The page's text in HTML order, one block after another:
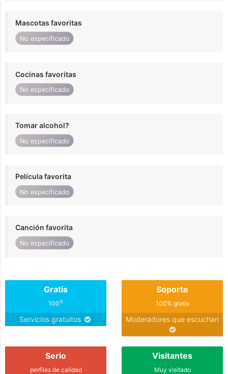
Mascotas favoritas
No especificado
Cocinas favoritas
No especificado
Tomar alcohol?
No especificado
Película favorita
No especificado
Canción favorita
No especificado
Gratis
100%
Servicios gratuitos
Soporte
100% gratis
Moderadores que escuchan
Serio
perfiles de calidad
Visitantes
Muy visitado